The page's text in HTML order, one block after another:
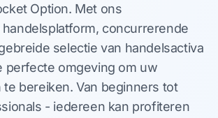
Option. Met ons
concurrerende
selectie van handelsactiva
perfecte omgeving om uw
te bereiken. Van beginners tot
- iedereen kan profiteren